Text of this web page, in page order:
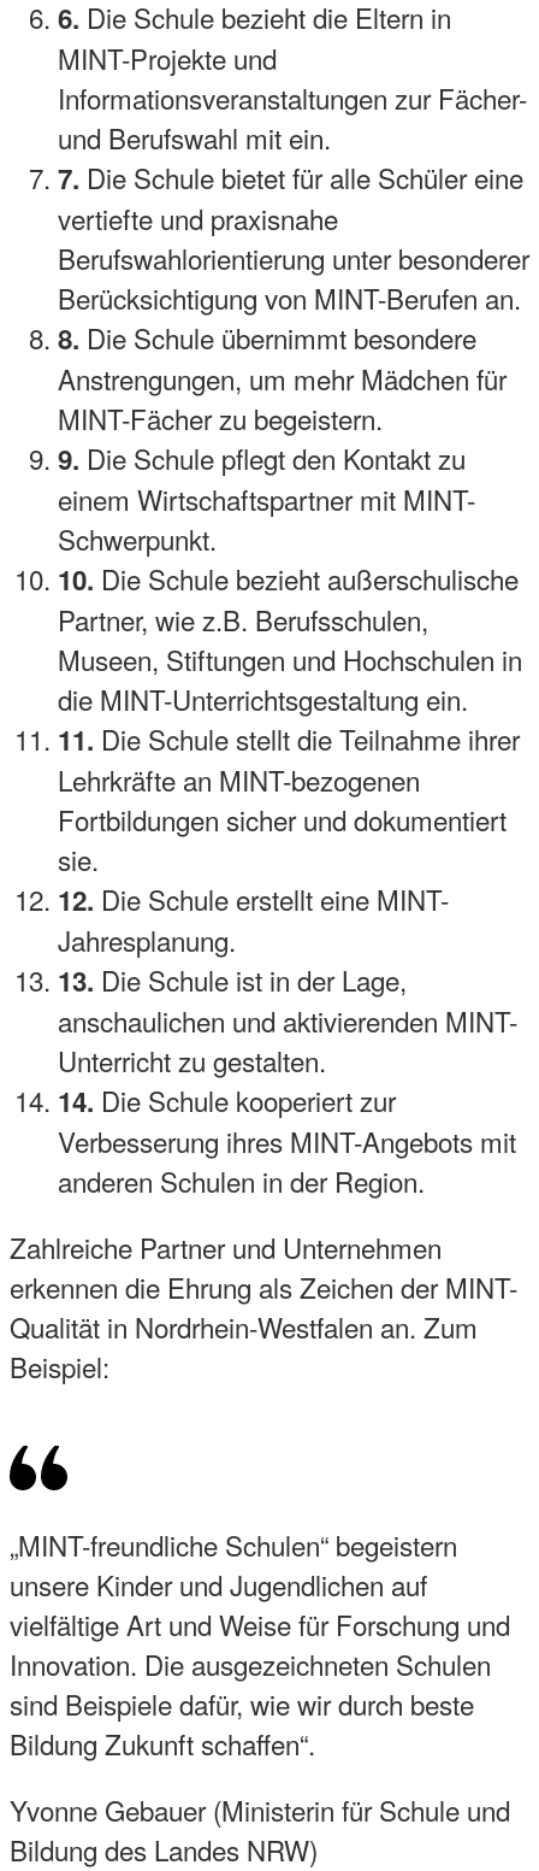
6. Die Schule bezieht die Eltern in
MINT-Projekte und
Informationsveranstaltungen zur Fächer-
und Berufswahl mit ein.
7. Die Schule bietet für alle Schüler eine
vertiefte und praxisnahe
Berufswahlorientierung unter besonderer
Berücksichtigung von MINT-Berufen an.
8. Die Schule übernimmt besondere
Anstrengungen, um mehr Mädchen für
MINT-Fächer zu begeistern.
9. Die Schule pflegt den Kontakt zu
einem Wirtschaftspartner mit MINT-
Schwerpunkt.
10. Die Schule bezieht außerschulische
Partner, wie z.B. Berufsschulen,
Museen, Stiftungen und Hochschulen in
die MINT-Unterrichtsgestaltung ein.
11. Die Schule stellt die Teilnahme ihrer
Lehrkräfte an MINT-bezogenen
Fortbildungen sicher und dokumentiert
sie.
12. Die Schule erstellt eine MINT-
Jahresplanung.
13. Die Schule ist in der Lage,
anschaulichen und aktivierenden MINT-
Unterricht zu gestalten.
14. Die Schule kooperiert zur
Verbesserung ihres MINT-Angebots mit
anderen Schulen in der Region.
Zahlreiche Partner und Unternehmen
erkennen die Ehrung als Zeichen der MINT-
Qualität in Nordrhein-Westfalen an. Zum
Beispiel:
„MINT-freundliche Schulen“ begeistern
unsere Kinder und Jugendlichen auf
vielfältige Art und Weise für Forschung und
Innovation. Die ausgezeichneten Schulen
sind Beispiele dafür, wie wir durch beste
Bildung Zukunft schaffen“.
Yvonne Gebauer (Ministerin für Schule und
Bildung des Landes NRW)